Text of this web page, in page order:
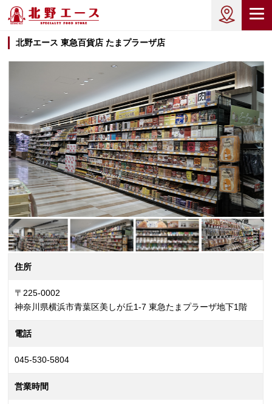
北野エース 東急百貨店 たまプラーザ店
住所
〒225-0002
神奈川県横浜市青葉区美しが丘1-7 東急たまプラーザ地下1階
電話
045-530-5804
営業時間